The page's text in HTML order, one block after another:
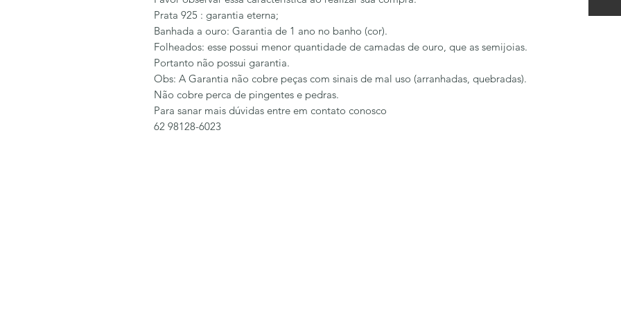
Prata 925 : garantia eterna;
Banhada a ouro: Garantia de 1 ano no banho (cor).
Folheados: esse possui menor quantidade de camadas de ouro, que as semijoias.
Portanto não possui garantia.
Obs: A Garantia não cobre peças com sinais de mal uso (arranhadas, quebradas).
Não cobre perca de pingentes e pedras.
Para sanar mais dúvidas entre em contato conosco
62 98128-6023